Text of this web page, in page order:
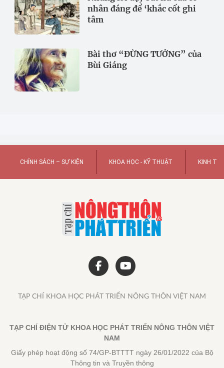
nhân đáng để ‘khắc cốt ghi
tâm
Bài thơ “ĐỪNG TƯỞNG” của
Bùi Giáng
CHÍNH SÁCH – SỰ KIỆN KHOA HỌC - KỸ THUẬT KINH TẾ
TẠP CHÍ KHOA HỌC PHÁT TRIỂN NÔNG THÔN VIỆT NAM
TẠP CHÍ ĐIỆN TỬ KHOA HỌC PHÁT TRIỂN NÔNG THÔN VIỆT
NAM
Giấy phép hoạt động số 74/GP-BTTTT ngày 26/01/2022 của Bộ
Thông tin và Truyền thông